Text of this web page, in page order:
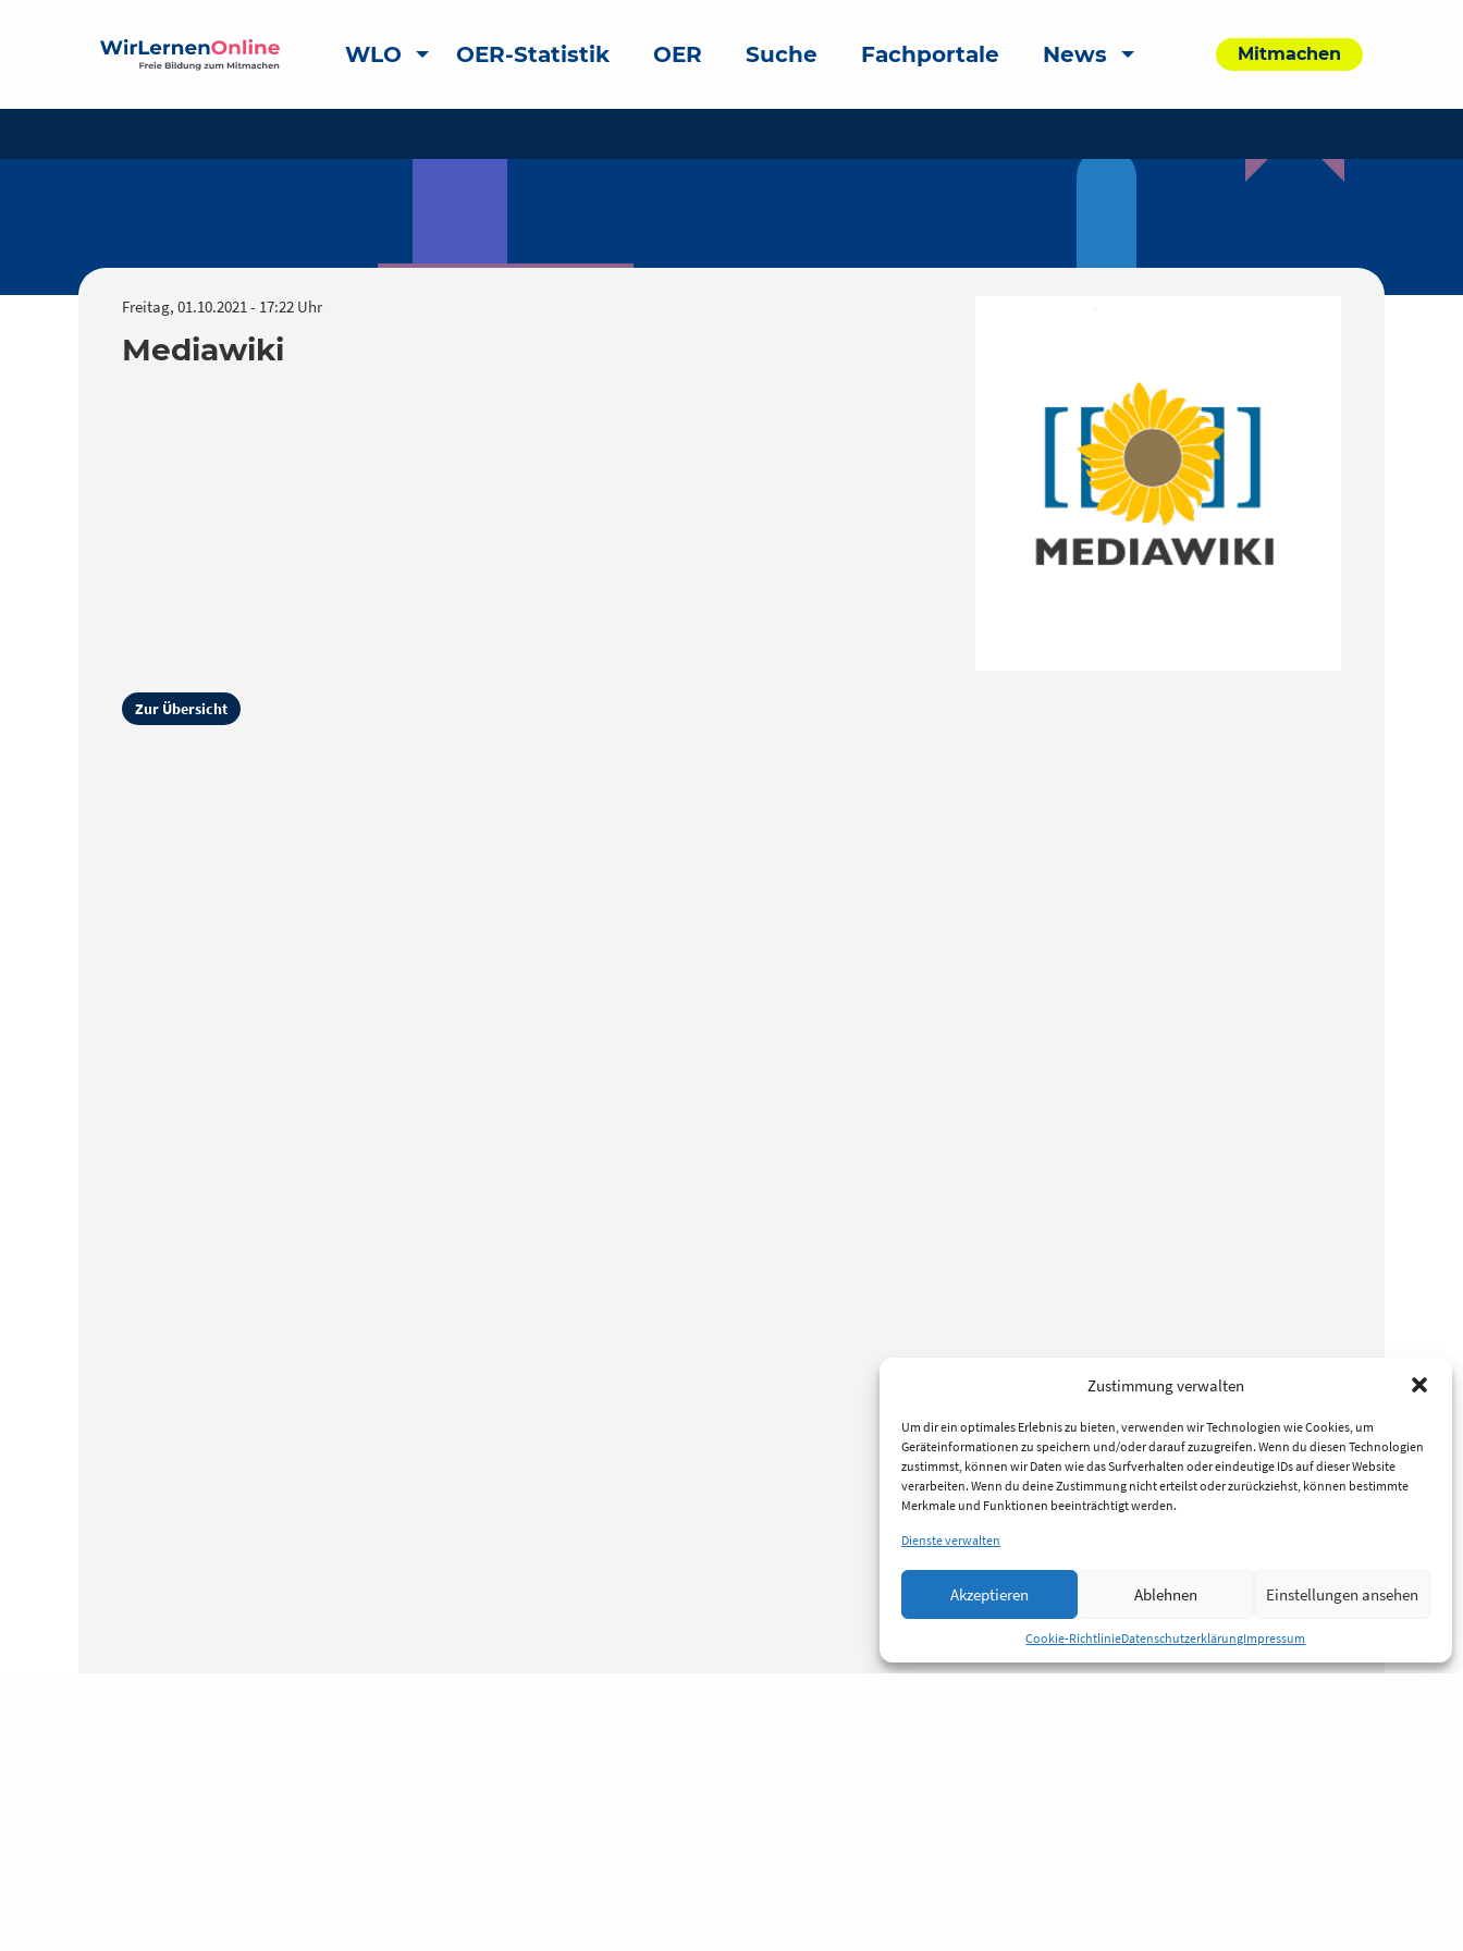
Zustimmung verwalten
Um dir ein optimales Erlebnis zu bieten, verwenden wir Technologien wie Cookies, um
Geräteinformationen zu speichern und/oder darauf zuzugreifen. Wenn du diesen Technologien
zustimmst, können wir Daten wie das Surfverhalten oder eindeutige IDs auf dieser Website
verarbeiten. Wenn du deine Zustimmung nicht erteilst oder zurückziehst, können bestimmte
Merkmale und Funktionen beeinträchtigt werden.
Dienste verwalten
Akzeptieren Ablehnen Einstellungen ansehen
Cookie-RichtlinieDatenschutzerklärungImpressum
WLO OER-Statistik OER Suche Fachportale News Mitmachen
Freitag, 01.10.2021 - 17:22 Uhr
Mediawiki
Zur Übersicht